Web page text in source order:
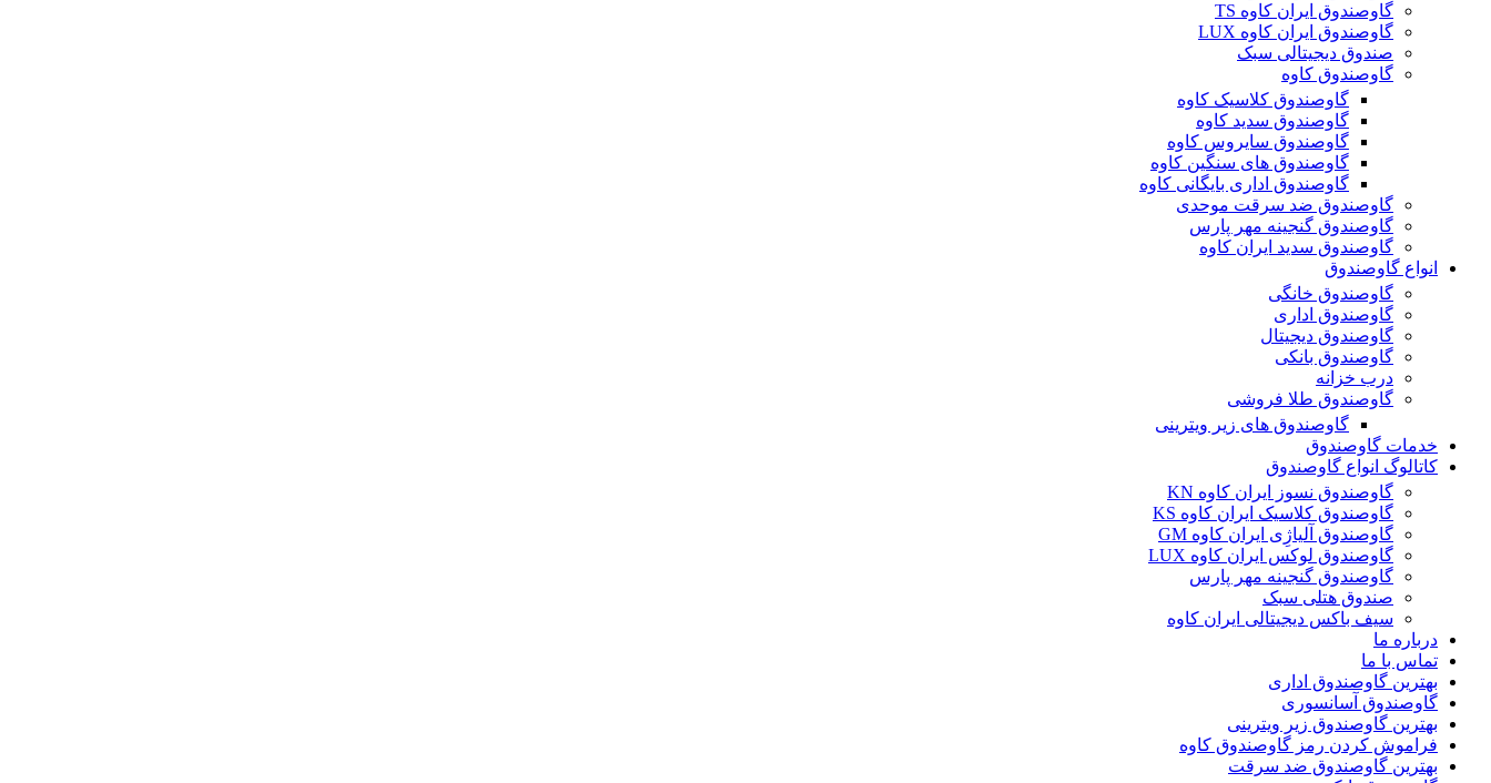
گاوصندوق ایران کاوه TS
گاوصندوق ایران کاوه LUX
صندوق دیجیتالی سبک
گاوصندوق کاوه
گاوصندوق کلاسیک کاوه
گاوصندوق سدید کاوه
گاوصندوق سایروس کاوه
گاوصندوق های سنگین کاوه
گاوصندوق اداری بایگانی کاوه
گاوصندوق ضد سرقت موحدی
گاوصندوق گنجینه مهر پارس
گاوصندوق سدید ایران کاوه
انواع گاوصندوق
گاوصندوق خانگی
گاوصندوق اداری
گاوصندوق دیجیتال
گاوصندوق بانکی
درب خزانه
گاوصندوق طلا فروشی
گاوصندوق های زیر ویترینی
خدمات گاوصندوق
کاتالوگ انواع گاوصندوق
گاوصندوق نسوز ایران کاوه KN
گاوصندوق کلاسیک ایران کاوه KS
گاوصندوق آلیاژِی ایران کاوه GM
گاوصندوق لوکس ایران کاوه LUX
گاوصندوق گنجینه مهر پارس
صندوق هتلی سبک
سیف باکس دیجیتالی ایران کاوه
درباره ما
تماس با ما
بهترین گاوصندوق اداری
گاوصندوق آسانسوری
بهترین گاوصندوق زیر ویترینی
فراموش کردن رمز گاوصندوق کاوه
بهترین گاوصندوق ضد سرقت